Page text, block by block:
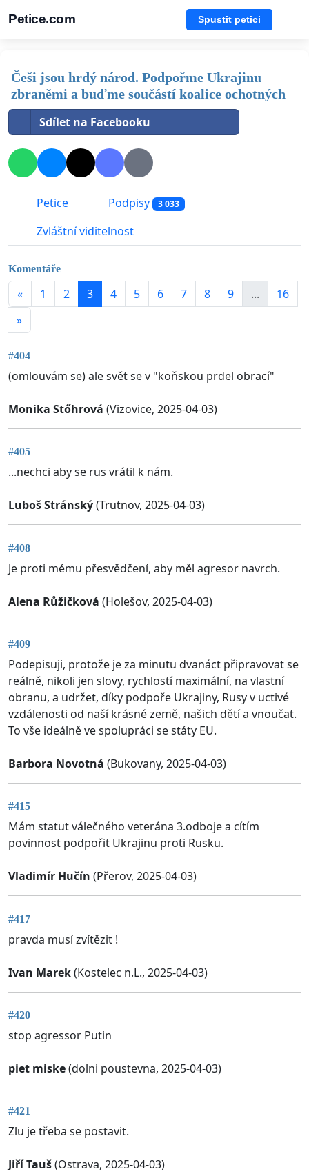
Petice.com Spustit petici
Češi jsou hrdý národ. Podpořme Ukrajinu
zbraněmi a buďme součástí koalice ochotných
Sdílet na Facebooku
Petice Podpisy 3 033
Zvláštní viditelnost
Komentáře
« 1 2 3 4 5 6 7 8 9 ...
16
»
#404
(omlouvám se) ale svět se v "koňskou prdel obrací"
Monika Stőhrová (Vizovice, 2025-04-03)
#405
...nechci aby se rus vrátil k nám.
Luboš Stránský(Trutnov, 2025-04-03)
#408
Je proti mému přesvědčení, aby měl agresor navrch.
Alena Růžičková (Holešov, 2025-04-03)
#409
Podepisuji, protože je za minutu dvanáct připravovat se
reálně, nikoli jen slovy, rychlostí maximální, na vlastní
obranu, a udržet, díky podpoře Ukrajiny, Rusy v uctivé
vzdálenosti od naší krásné země, našich dětí a vnoučat.
To vše ideálně ve spolupráci se státy EU.
Barbora Novotná (Bukovany, 2025-04-03)
#415
Mám statut válečného veterána 3.odboje a cítím
povinnost podpořit Ukrajinu proti Rusku.
Vladimír Hučín (Přerov, 2025-04-03)
#417
pravda musí zvítězit !
Ivan Marek(Kostelec n.L., 2025-04-03)
#420
stop agressor Putin
piet miske(dolni poustevna, 2025-04-03)
#421
Zlu je třeba se postavit.
Jiří Tauš(Ostrava, 2025-04-03)